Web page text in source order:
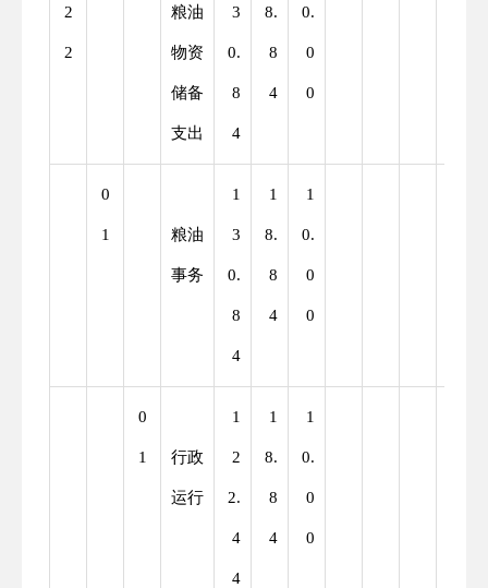
2
2
粮油
物资
储备
支出
3
0.
8
4
8.
8
4
0.
0
0
0
1 粮油
事务
1
3
0.
8
4
1
8.
8
4
1
0.
0
0
0
1 行政
运行
1
2
2.
4
4
1
8.
8
4
1
0.
0
0